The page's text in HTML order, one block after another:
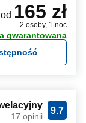
od 165 zł
2 osoby, 1 noc
gwarantowana
9.7
17 opinii